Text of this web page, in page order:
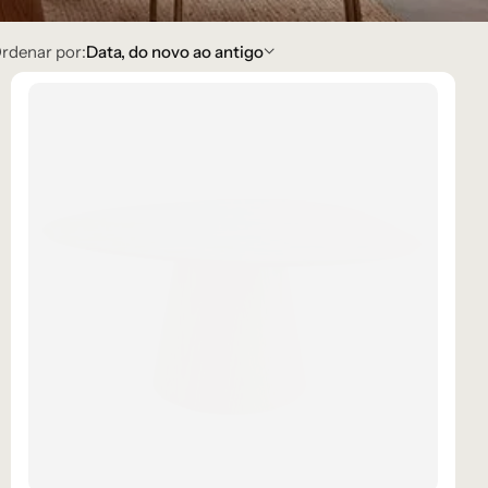
por:Data, do novo ao antigo